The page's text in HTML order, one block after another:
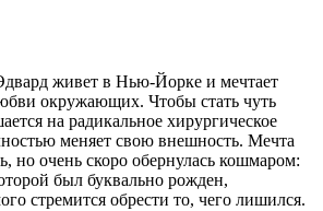
живет в Нью-Йорке и мечтает
окружающих. Чтобы стать чуть
на радикальное хирургическое
меняет свою внешность. Мечта
но очень скоро обернулась кошмаром:
был буквально рожден,
стремится обрести то, чего лишился.